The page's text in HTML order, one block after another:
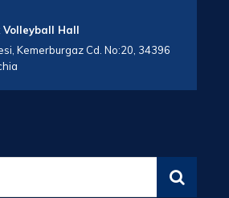
Volleyball Hall
Kemerburgaz Cd. No:20, 34396